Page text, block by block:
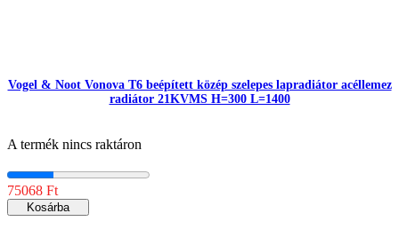
Vogel & Noot Vonova T6 beépített közép szelepes lapradiátor acéllemez
radiátor 21KVMS H=300 L=1400
A termék nincs raktáron
75068 Ft
Kosárba